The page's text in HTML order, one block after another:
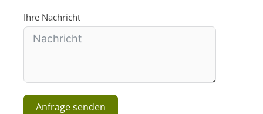
s
+
1
Ihre Nachricht
Anfrage senden